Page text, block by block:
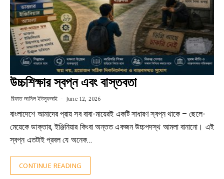
উচ্চশিক্ষার স্বপ্ন এবং বাস্তবতা
রিফাত জামিল ইউসুফজাই June 12, 2026
বাংলাদেশে আমাদের প্রায় সব বাবা-মায়েরই একটি সাধারণ স্বপ্ন থাকে – ছেলে-
মেয়েকে ডাক্তার, ইঞ্জিনিয়ার কিংবা অন্তত একজন উচ্চপদস্থ আমলা বানানো। এই
স্বপ্ন এতটাই প্রবল যে অনেক…
CONTINUE READING